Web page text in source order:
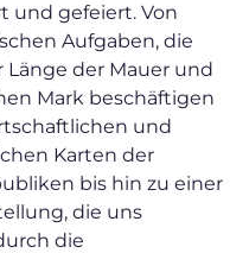
und gefeiert. Von
Aufgaben, die
Länge der Mauer und
Mark beschäftigen
und
Karten der
bis hin zu einer
die uns
die